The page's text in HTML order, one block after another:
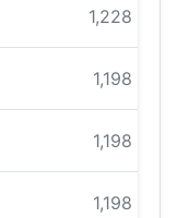
1,228 pts
1,198 pts
1,198 pts
1,198 pts